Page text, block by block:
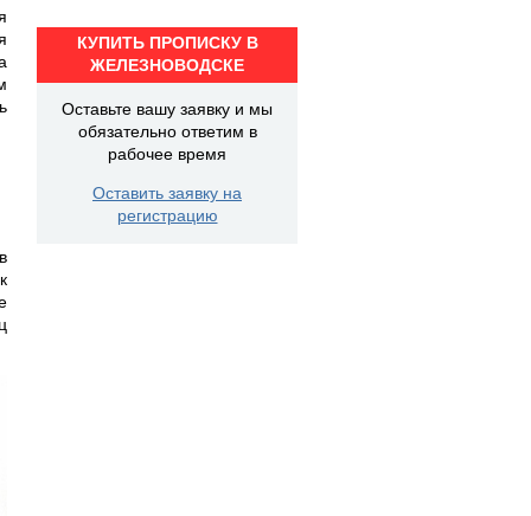
КУПИТЬ ПРОПИСКУ В
ЖЕЛЕЗНОВОДСКЕ
Оставьте вашу заявку и мы
обязательно ответим в
рабочее время
Оставить заявку на
регистрацию